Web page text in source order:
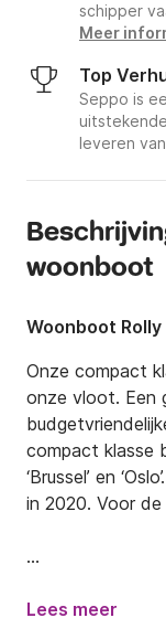
schipper
Meer
Top
Seppo is
leveren
woonboot
Woonboot
Onze compact
onze vloot. Een
compact klasse
‘Brussel’ en
in 2020. Voor
Lees meer